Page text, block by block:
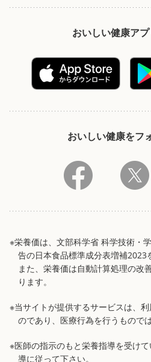
おいしい健康ア
おいしい健康をフ
※栄養価は、文部科学省 科学技術・
告の日本食品標準成分表増補2023
また、栄養価は自動計算処理の改
ります。
※当サイトが提供するサービスは、
のであり、医療行為を行うもので
※医師の指示のもと栄養指導を受け
導に従って下さい。